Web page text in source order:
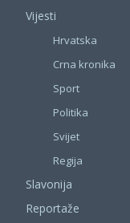
Vijesti
Hrvatska
Crna kronika
Sport
Politika
Svijet
Regija
Slavonija
Reportaže